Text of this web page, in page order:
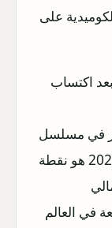
على
مشواره الفني عام 2007 بعد اكتساب
في مسلسل
" (Çukur) بين عامي 2017 و 2021 هو نقطة
في العالم